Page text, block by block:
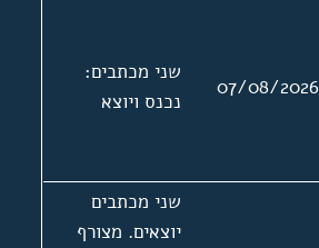
07/08/2026
שני מכתבים:
נכנס ויוצא
שני מכתבים
יוצאים. מצורף